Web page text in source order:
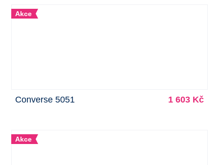
Akce
Converse 5051 1 603 Kč
Akce